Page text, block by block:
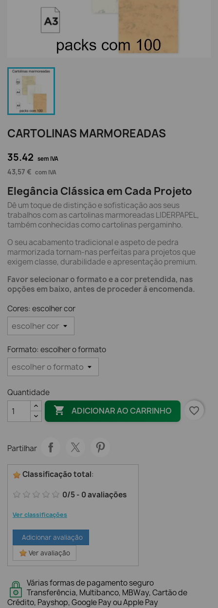
CARTOLINAS MARMOREADAS
35.42 sem IVA
43,57 € com IVA
Elegância Clássica em Cada Projeto
Dê um toque de distinção e sofisticação aos seus
trabalhos com as cartolinas marmoreadas LIDERPAPEL,
também conhecidas como cartolinas pergaminho.
O seu acabamento tradicional e aspeto de pedra
marmorizada tornam-nas perfeitas para projetos que
exigem classe, durabilidade e apresentação premium.
Favor selecionar o formato e a cor pretendida, nas
opções em baixo, antes de proceder à encomenda.
Cores: escolher cor
Formato: escolher o formato
Quantidade
 ADICIONAR AO CARRINHO favorite_border
Partilhar
Classificação total:
0/5- 0avaliações
Ver classificações
Adicionar avaliação
Ver avaliação
Várias formas de pagamento seguro
Transferência, Multibanco, MBWay, Cartão de
Crédito, Payshop, Google Pay ou Apple Pay